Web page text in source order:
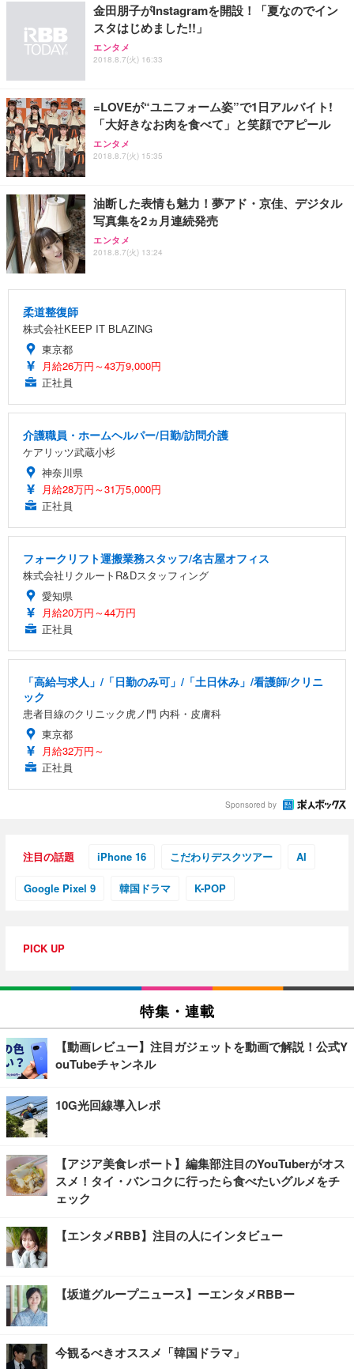
金田朋子がInstagramを開設！「夏なのでイン
スタはじめました!!」
エンタメ
2018.8.7(火) 16:33
=LOVEが“ユニフォーム姿”で1日アルバイト!
「大好きなお肉を食べて」と笑顔でアピール
エンタメ
2018.8.7(火) 15:35
油断した表情も魅力！夢アド・京佳、デジタル
写真集を2ヵ月連続発売
エンタメ
2018.8.7(火) 13:24
柔道整復師
株式会社KEEP IT BLAZING
東京都
月給26万円～43万9,000円
正社員
介護職員・ホームヘルパー/日勤/訪問介護
ケアリッツ武蔵小杉
神奈川県
月給28万円～31万5,000円
正社員
フォークリフト運搬業務スタッフ/名古屋オフィス
株式会社リクルートR&Dスタッフィング
愛知県
月給20万円～44万円
正社員
「高給与求人」/「日勤のみ可」/「土日休み」/看護師/クリニ
ック
患者目線のクリニック虎ノ門 内科・皮膚科
東京都
月給32万円～
正社員
Sponsored by
注目の話題 iPhone 16 こだわりデスクツアー AI
Google Pixel 9 韓国ドラマ K-POP
PICK UP
特集・連載
【動画レビュー】注目ガジェットを動画で解説！公式Y
ouTubeチャンネル
10G光回線導入レポ
【アジア美食レポート】編集部注目のYouTuberがオス
スメ！タイ・バンコクに行ったら食べたいグルメをチ
ェック
【エンタメRBB】注目の人にインタビュー
【坂道グループニュース】ーエンタメRBBー
今観るべきオススメ「韓国ドラマ」